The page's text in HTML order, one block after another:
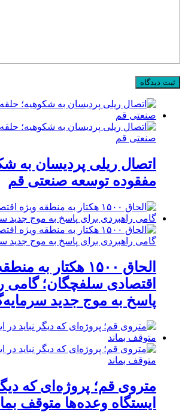
اتصال ریلی پردیسان به
مفقوده توسعه صنعتی قم
الحاق ۱۵۰۰ هکتار به
اقتصادی سلفچگان؛ گامی
پاسخ به موج جدید
متروی قم؛ پروژه‌ای که
ایستگاه وعده‌ها متوقف